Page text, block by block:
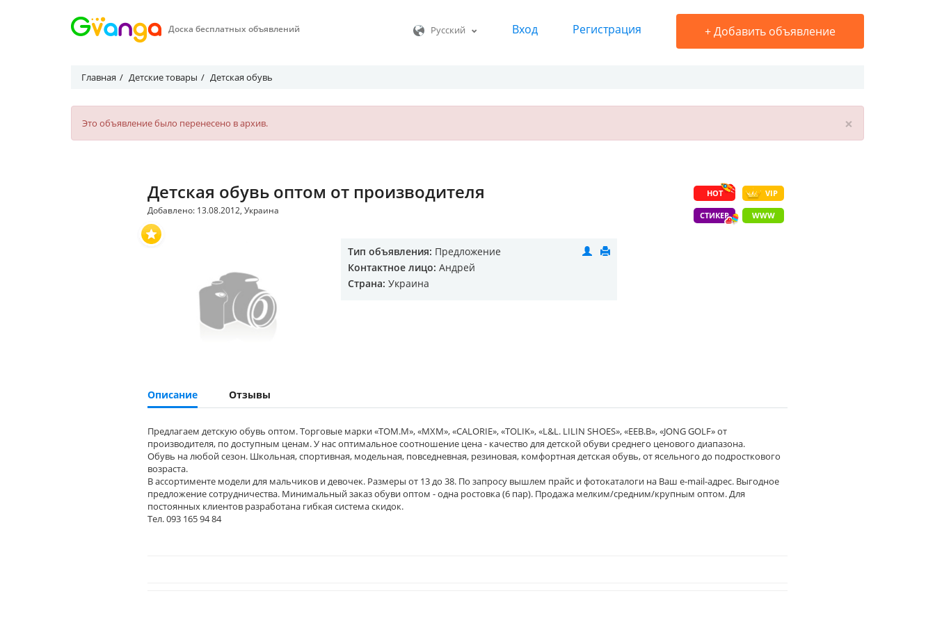
Доска бесплатных объявлений Русский Вход Регистрация +Добавить объявление
Главная Детские товары Детская обувь
×
Это объявление было перенесено в архив.
HOT VIP
СТИКЕР WWW
Детская обувь оптом от производителя
Добавлено: 13.08.2012, Украина
Тип объявления: Предложение
Контактное лицо: Андрей
Страна: Украина
Описание Отзывы
Предлагаем детскую обувь оптом. Торговые марки «ТОМ.М», «MХM», «CALORIE», «TOLIK», «L&L. LILIN SHOES», «EEB.B», «JONG GOLF» от
производителя, по доступным ценам. У нас оптимальное соотношение цена - качество для детской обуви среднего ценового диапазона.
Обувь на любой сезон. Школьная, спортивная, модельная, повседневная, резиновая, комфортная детская обувь, от ясельного до подросткового
возраста.
В ассортименте модели для мальчиков и девочек. Размеры от 13 до 38. По запросу вышлем прайс и фотокаталоги на Ваш e-mail-адрес. Выгодное
предложение сотрудничества. Минимальный заказ обуви оптом - одна ростовка (6 пар). Продажа мелким/средним/крупным оптом. Для
постоянных клиентов разработана гибкая система скидок.
Тел. 093 165 94 84